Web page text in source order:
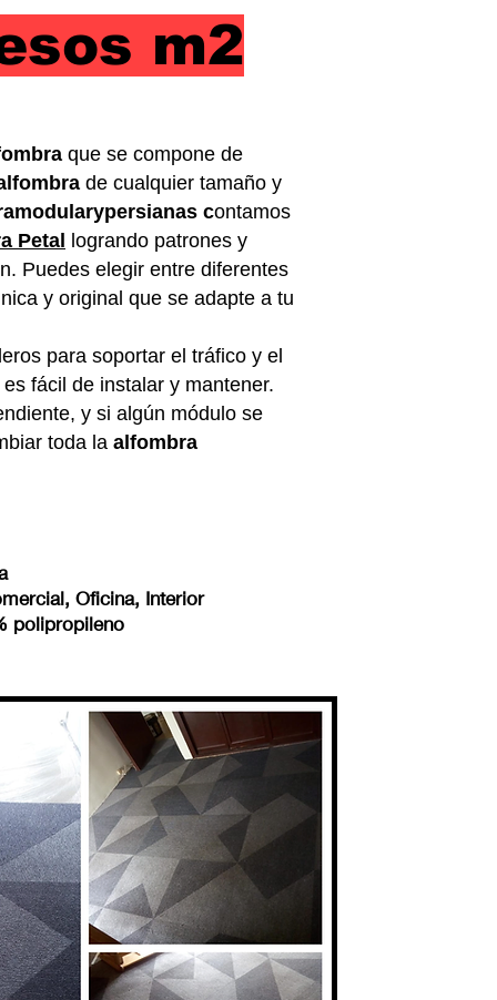
m2
que se compone de
de cualquier tamaño y
contamos
Petal
logrando patrones y
Puedes elegir entre diferentes
y original que se adapte a tu
para soportar el tráfico y el
es fácil de instalar y mantener.
y si algún módulo se
toda la alfombra
Oficina, Interior
polipropileno